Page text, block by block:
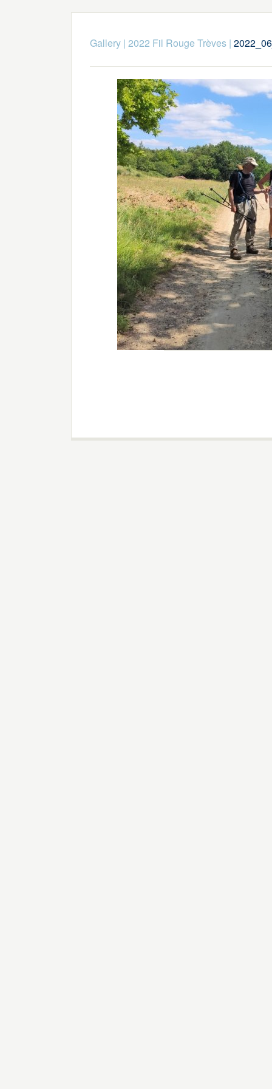
Gallery| 2022 Fil Rouge Trèves|